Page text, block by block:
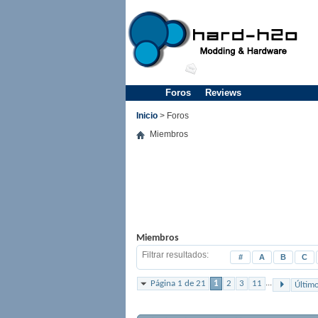
Foros Reviews
Inicio > Foros
Miembros
Miembros
Filtrar resultados # A B C
Página 1 de 21 1 2 3 11 ...